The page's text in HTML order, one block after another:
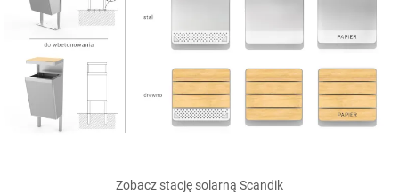
Zobacz stację solarną Scandik